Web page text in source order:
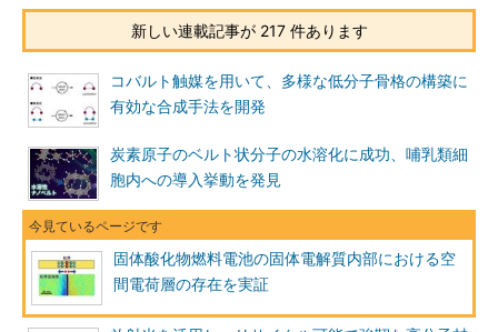
新しい連載記事が 217 件あります
コバルト触媒を用いて、多様な低分子骨格の構築に
有効な合成手法を開発
炭素原子のベルト状分子の水溶化に成功、哺乳類細
胞内への導入挙動を発見
固体酸化物燃料電池の固体電解質内部における空
間電荷層の存在を実証